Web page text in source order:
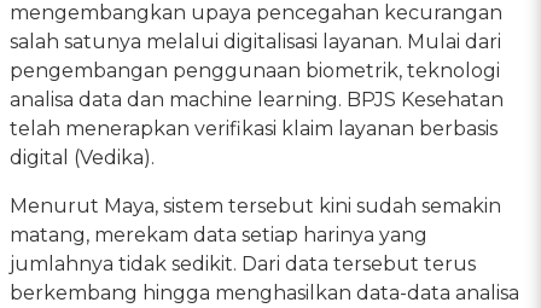
mengembangkan upaya pencegahan kecurangan
salah satunya melalui digitalisasi layanan. Mulai dari
pengembangan penggunaan biometrik, teknologi
analisa data dan machine learning. BPJS Kesehatan
telah menerapkan verifikasi klaim layanan berbasis
digital (Vedika).
Menurut Maya, sistem tersebut kini sudah semakin
matang, merekam data setiap harinya yang
jumlahnya tidak sedikit. Dari data tersebut terus
berkembang hingga menghasilkan data-data analisa